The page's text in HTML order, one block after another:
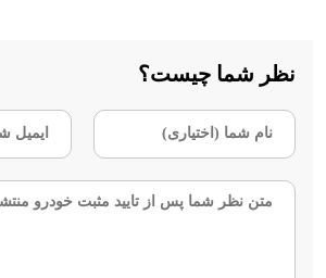
نظر شما چیست؟